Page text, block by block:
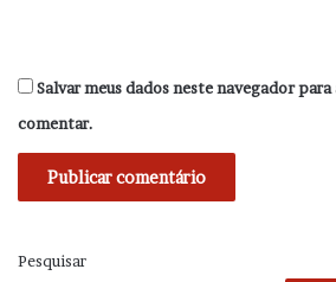
Salvar meus dados neste navegador
comentar.
Pesquisar